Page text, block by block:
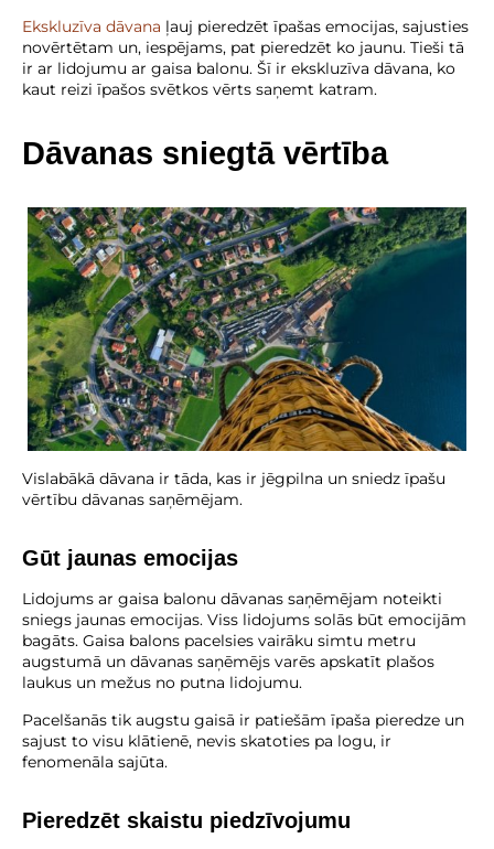
Ekskluzīva dāvana ļauj pieredzēt īpašas emocijas, sajusties
novērtētam un, iespējams, pat pieredzēt ko jaunu. Tieši tā
ir ar lidojumu ar gaisa balonu. Šī ir ekskluzīva dāvana, ko
kaut reizi īpašos svētkos vērts saņemt katram.
Dāvanas sniegtā vērtība
Vislabākā dāvana ir tāda, kas ir jēgpilna un sniedz īpašu
vērtību dāvanas saņēmējam.
Gūt jaunas emocijas
Lidojums ar gaisa balonu dāvanas saņēmējam noteikti
sniegs jaunas emocijas. Viss lidojums solās būt emocijām
bagāts. Gaisa balons pacelsies vairāku simtu metru
augstumā un dāvanas saņēmējs varēs apskatīt plašos
laukus un mežus no putna lidojumu.
Pacelšanās tik augstu gaisā ir patiešām īpaša pieredze un
sajust to visu klātienē, nevis skatoties pa logu, ir
fenomenāla sajūta.
Pieredzēt skaistu piedzīvojumu